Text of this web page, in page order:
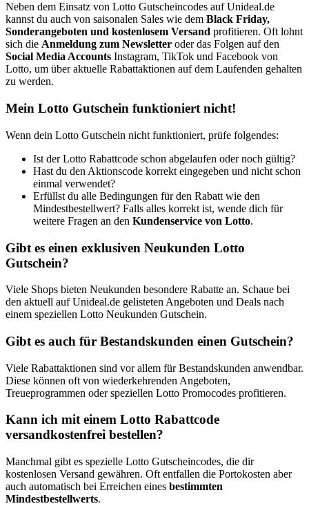
Neben dem Einsatz von Lotto Gutscheincodes auf Unideal.de
kannst du auch von saisonalen Sales wie dem Black Friday,
Sonderangeboten und kostenlosem Versand profitieren. Oft lohnt
sich die Anmeldung zum Newsletter oder das Folgen auf den
Social Media Accounts Instagram, TikTok und Facebook von
Lotto, um über aktuelle Rabattaktionen auf dem Laufenden gehalten
zu werden.
Mein Lotto Gutschein funktioniert nicht!
Wenn dein Lotto Gutschein nicht funktioniert, prüfe folgendes:
Ist der Lotto Rabattcode schon abgelaufen oder noch gültig?
Hast du den Aktionscode korrekt eingegeben und nicht schon
einmal verwendet?
Erfüllst du alle Bedingungen für den Rabatt wie den
Mindestbestellwert? Falls alles korrekt ist, wende dich für
weitere Fragen an den Kundenservice von Lotto.
Gibt es einen exklusiven Neukunden Lotto
Gutschein?
Viele Shops bieten Neukunden besondere Rabatte an. Schaue bei
den aktuell auf Unideal.de gelisteten Angeboten und Deals nach
einem speziellen Lotto Neukunden Gutschein.
Gibt es auch für Bestandskunden einen Gutschein?
Viele Rabattaktionen sind vor allem für Bestandskunden anwendbar.
Diese können oft von wiederkehrenden Angeboten,
Treueprogrammen oder speziellen Lotto Promocodes profitieren.
Kann ich mit einem Lotto Rabattcode
versandkostenfrei bestellen?
Manchmal gibt es spezielle Lotto Gutscheincodes, die dir
kostenlosen Versand gewähren. Oft entfallen die Portokosten aber
auch automatisch bei Erreichen eines bestimmten
Mindestbestellwerts.